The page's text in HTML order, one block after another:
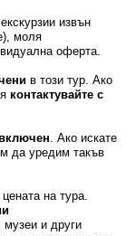
извън
моля
оферта.
в този тур. Ако
контактувайте с
. Ако искате
да уредим такъв
цената на тура.
музеи и други